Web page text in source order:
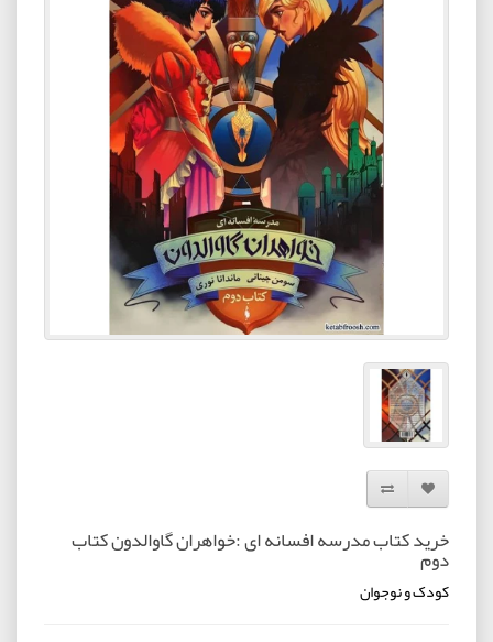
افزودن به لیست دلخواه
مقایسه این محصول
خرید کتاب مدرسه افسانه ای :خواهران گاوالدون کتاب
دوم
کودک و نوجوان